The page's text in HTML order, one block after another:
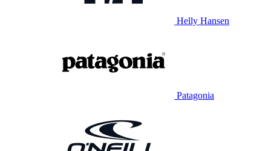
Helly Hansen
Patagonia